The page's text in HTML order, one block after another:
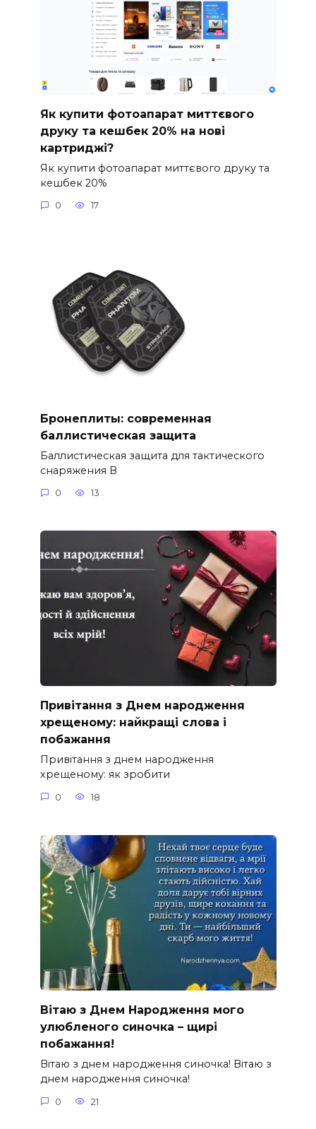
Як купити фотоапарат миттєвого
друку та кешбек 20% на нові
картриджі?
Як купити фотоапарат миттєвого друку та
кешбек 20%
0 17
Бронеплиты: современная
баллистическая защита
Баллистическая защита для тактического
снаряжения В
0 13
Привітання з Днем народження
хрещеному: найкращі слова і
побажання
Привітання з днем народження
хрещеному: як зробити
0 18
Вітаю з Днем Народження мого
улюбленого синочка – щирі
побажання!
Вітаю з днем народження синочка! Вітаю з
днем народження синочка!
0 21